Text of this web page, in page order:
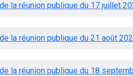
la réunion publique du 17 juillet
la réunion publique du 21 août
la réunion publique du 18